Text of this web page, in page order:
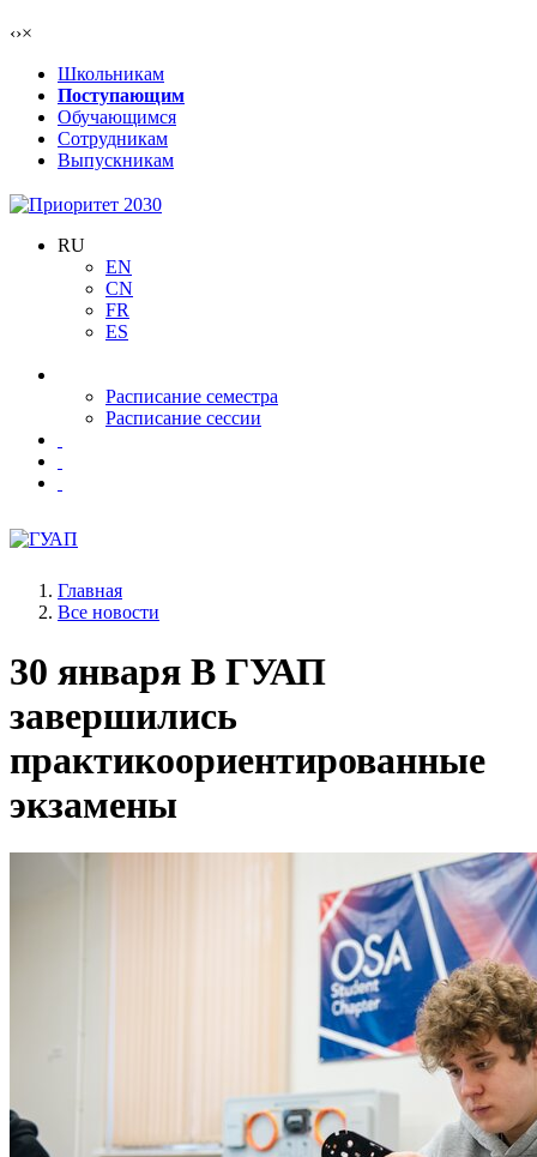
‹›×
Школьникам
Поступающим
Обучающимся
Сотрудникам
Выпускникам
RU
EN
CN
FR
ES
Расписание семестра
Расписание сессии
Главная
Все новости
30 января В ГУАП
завершились
практикоориентированные
экзамены